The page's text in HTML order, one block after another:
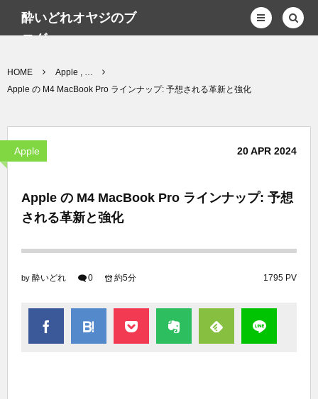
酔いどれオヤジのブ
ログwp
HOME
Apple , …
Apple の M4 MacBook Pro ラインナップ: 予想される革新と強化
Apple 20APR 2024
Apple の M4 MacBook Pro ラインナップ: 予想
される革新と強化
by 酔いどれ 0 1795 PV
約5分